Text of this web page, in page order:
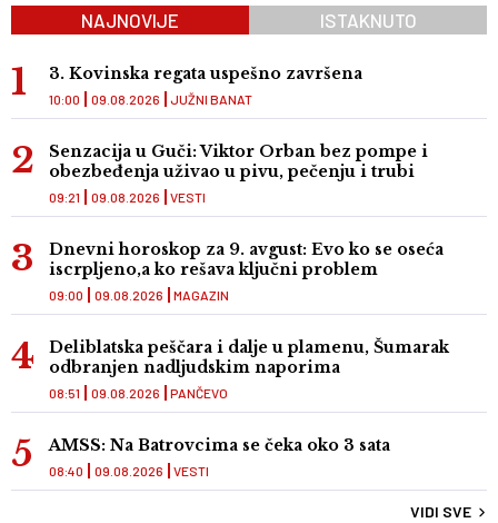
NAJNOVIJE ISTAKNUTO
3. Kovinska regata uspešno završena
JUŽNI BANAT
10:00 09.08.2026
Senzacija u Guči: Viktor Orban bez pompe i
obezbeđenja uživao u pivu, pečenju i trubi
VESTI
09:21 09.08.2026
Dnevni horoskop za 9. avgust: Evo ko se oseća
iscrpljeno,a ko rešava ključni problem
MAGAZIN
09:00 09.08.2026
Deliblatska peščara i dalje u plamenu, Šumarak
odbranjen nadljudskim naporima
PANČEVO
08:51 09.08.2026
AMSS: Na Batrovcima se čeka oko 3 sata
VESTI
08:40 09.08.2026
VIDI SVE